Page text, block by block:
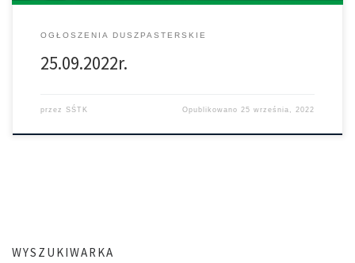
OGŁOSZENIA DUSZPASTERSKIE
25.09.2022r.
przez SŚTK Opublikowano25 września, 2022
WYSZUKIWARKA